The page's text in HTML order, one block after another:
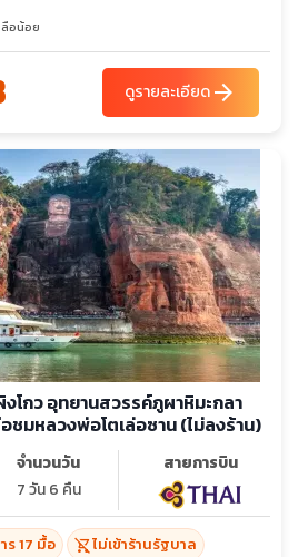
ลือน้อย
ดูรายละเอียดarrow_forward
โกว อุทยานสวรรค์ภูผาหิมะกลา
ชมหลวงพ่อโตเล่อซาน (ไม่ลงร้าน)
จำนวนวัน
7 วัน 6 คืน
สายการบิน
ร 17 มื้อ shopping_cart_offไม่เข้าร้านรัฐบาล